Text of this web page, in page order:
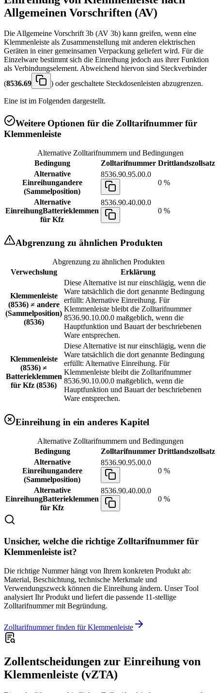
Allgemeinen Vorschriften (AV)
Die Allgemeine Vorschrift 3b (AV 3b) kann greifen, wenn eine
Klemmenleiste als Zusammenstellung mit anderen elektrischen
Geräten in einer gemeinsamen Verpackung geliefert wird. Für die
Einzelware bestimmt sich die Einreihung jedoch aus ihrer Funktion
als Verbindungselement. Abweichend hiervon sind Steckverbinder
(8536.69 ) oder geschaltete Steckdosenleisten abzugrenzen.
Eine ist im Folgenden dargestellt.
Weitere Optionen für die Zolltarifnummer für
Klemmenleiste
Alternative Zolltarifnummern und Bedingungen
Bedingung
Zolltarifnummer Drittlandszollsatz
Alternative
Einreihungandere
(Sammelposition)
8536.90.95.00.0
0 %
Alternative
EinreihungBatterieklemmen
für Kfz
8536.90.40.00.0
0 %
Abgrenzung zu ähnlichen Produkten
Abgrenzung zu ähnlichen Produkten
Verwechslung
Erklärung
Klemmenleiste
(8536) ≠ andere
(Sammelposition)
(8536)
Diese Alternative ist nur einschlägig, wenn die
Ware tatsächlich die dort genannte Bedingung
erfüllt: Alternative Einreihung. Für
Klemmenleiste bleibt die Zolltarifnummer
8536.90.10.00.0 maßgeblich, wenn die
Hauptfunktion und Bauart der beschriebenen
Ware entsprechen.
Klemmenleiste
(8536) ≠
Batterieklemmen
für Kfz (8536)
Diese Alternative ist nur einschlägig, wenn die
Ware tatsächlich die dort genannte Bedingung
erfüllt: Alternative Einreihung. Für
Klemmenleiste bleibt die Zolltarifnummer
8536.90.10.00.0 maßgeblich, wenn die
Hauptfunktion und Bauart der beschriebenen
Ware entsprechen.
Einreihung in ein anderes Kapitel
Alternative Zolltarifnummern und Bedingungen
Bedingung
Zolltarifnummer Drittlandszollsatz
Alternative
Einreihungandere
(Sammelposition)
8536.90.95.00.0
0 %
Alternative
EinreihungBatterieklemmen
für Kfz
8536.90.40.00.0
0 %
Unsicher, welche die richtige Zolltarifnummer für
Klemmenleiste ist?
Die richtige Nummer hängt von Ihrem konkreten Produkt ab:
Material, Beschichtung, technische Merkmale und
Verwendungszweck können die Einreihung ändern. Unser Tool
analysiert Ihr Produkt und liefert die passende 11-stellige
Zolltarifnummer mit Begründung.
Zolltarifnummer finden für Klemmenleiste
Zollentscheidungen zur Einreihung von
Klemmenleiste (vZTA)